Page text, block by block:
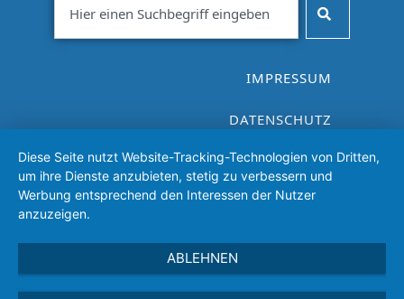
IMPRESSUM
DATENSCHUTZ
VEREINSSATZUNG
Diese Seite nutzt Website-Tracking-Technologien von Dritten,
um ihre Dienste anzubieten, stetig zu verbessern und
Werbung entsprechend den Interessen der Nutzer
anzuzeigen.
ABLEHNEN